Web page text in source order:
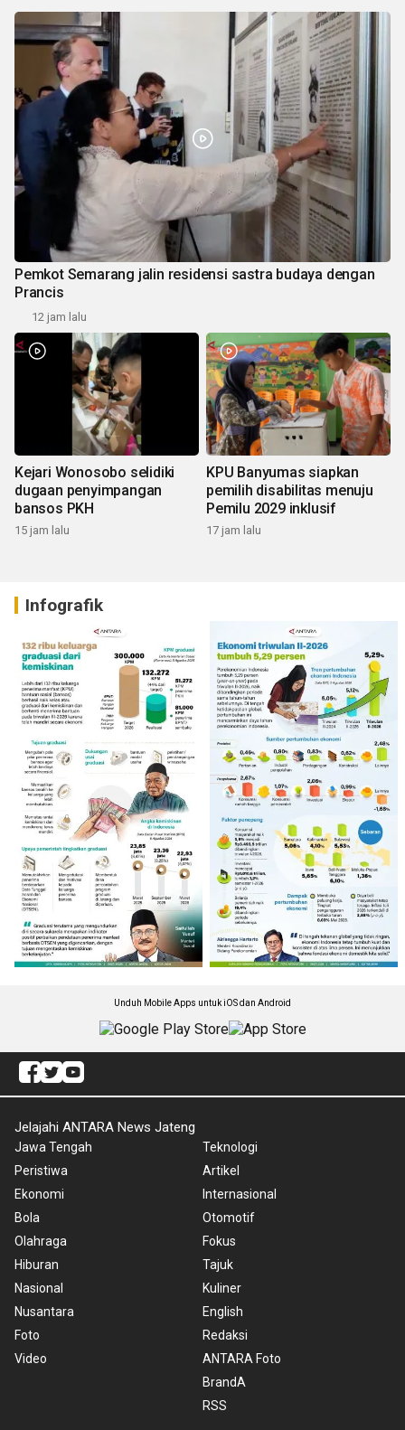
Pemkot Semarang jalin residensi sastra budaya dengan
Prancis
12 jam lalu
Kejari Wonosobo selidiki
dugaan penyimpangan
bansos PKH
15 jam lalu
KPU Banyumas siapkan
pemilih disabilitas menuju
Pemilu 2029 inklusif
17 jam lalu
Infografik
Unduh Mobile Apps untuk iOS dan Android
Jelajahi ANTARA News Jateng
Jawa Tengah
Peristiwa
Ekonomi
Bola
Olahraga
Hiburan
Nasional
Nusantara
Foto
Video
Teknologi
Artikel
Internasional
Otomotif
Fokus
Tajuk
Kuliner
English
Redaksi
ANTARA Foto
BrandA
RSS